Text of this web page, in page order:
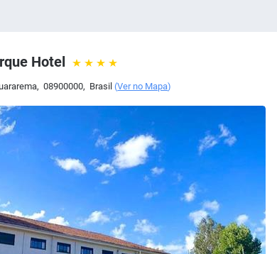
Hotel
, 08900000, Brasil (Ver no Mapa)